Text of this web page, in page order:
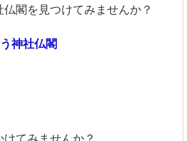
閣を見つけてみませんか？
神社仏閣